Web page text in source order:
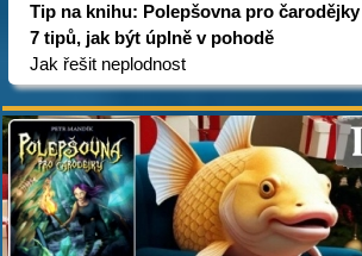
Tip na knihu: Polepšovna pro čarodějky
7 tipů, jak být úplně v pohodě
Jak řešit neplodnost